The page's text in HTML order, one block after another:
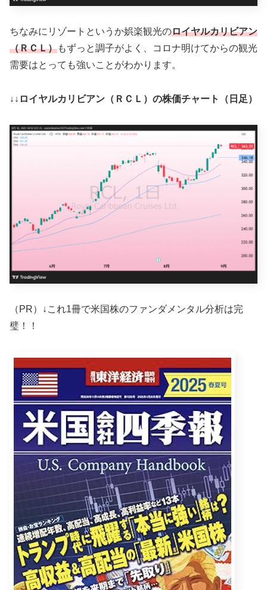
ちなみにリゾートというか娯楽観光のロイヤルカリビアン
（ＲＣＬ）もずっと調子がよく、コロナ明けてからの観光
需要はとっても強いことがわかります。
↓↓ロイヤルカリビアン（ＲＣＬ）の株価チャート（日足）
（PR）↓これ1冊で米国株のファンダメンタル分析は完
璧！！